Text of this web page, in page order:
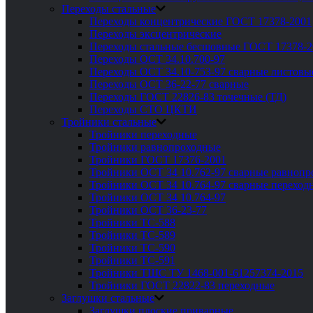
Переходы стальные
Переходы концентрические ГОСТ 17378-2001
Переходы эксцентрические
Переходы стальные бесшовные ГОСТ 17378-
Переходы ОСТ 34.10.700-97
Переходы ОСТ 34.10-753-97 сварные
Переходы ОСТ 36-22-77 сварные
Переходы ГОСТ 22826-83 точечные (ТД)
Переходы СТО ЦКТИ
Тройники стальные
Тройники переходные
Тройники равнопроходные
Тройники ГОСТ 17376-2001
Тройники ОСТ 34 10.762-97 сварные
Тройники ОСТ 34 10.764-97 сварные
Тройники ОСТ 34 10.764-97
Тройники ОСТ 36-23-77
Тройники ТС-588
Тройники ТС-589
Тройники ТС-590
Тройники ТС-591
Тройники ТШС ТУ 1468-001-61257374-2015
Тройники ГОСТ 22822-83 переходные
Заглушки стальные
Заглушки плоские приварные